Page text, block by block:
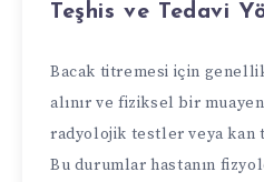
Teşhis ve Tedavi
Bacak titremesi için
alınır ve fiziksel bir
radyolojik testler veya kan
Bu durumlar hastanın